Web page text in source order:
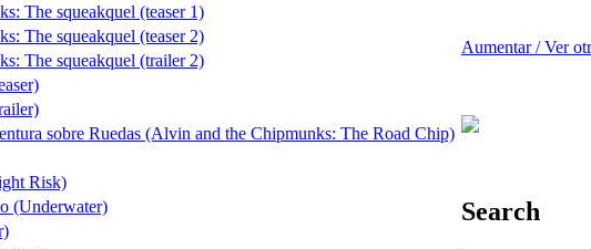
The squeakquel (teaser 1)
The squeakquel (teaser 2)
The squeakquel (trailer 2)
sobre Ruedas (Alvin and the Chipmunks: The Road Chip)
Risk)
(Underwater)
Aumentar / Ver
Search